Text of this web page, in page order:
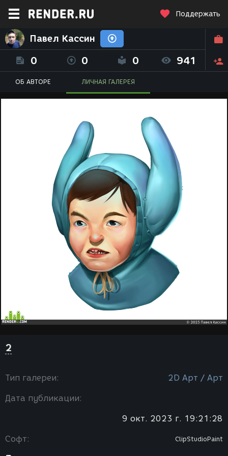
Поддержать
Павел Кассин
0 0 0 941
ОБ АВТОРЕ ЛИЧНАЯ ГАЛЕРЕЯ
2
Тип галереи: 2D Арт / Арт
Дата публикации:
9 окт. 2023 г. 19:21:28
Софт: ClipStudioPaint